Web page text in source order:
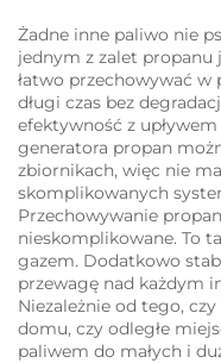
Żadne inne paliwo nie
jednym z zalet propanu
łatwo przechowywać w
długi czas bez
efektywność z
generatora propan
zbiornikach, więc nie
skomplikowanych
Przechowywanie
nieskomplikowane. To
gazem. Dodatkowo
przewagę nad każdym
Niezależnie od tego,
domu, czy odległe
paliwem do małych i